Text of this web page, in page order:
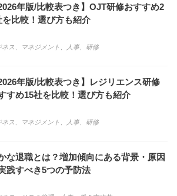
2026年版/比較表つき】OJT研修おすすめ2
を比較！選び方も紹介
ネス マネジメント 人事、 研修
2026年版/比較表つき】レジリエンス研修
すめ15社を比較！選び方も紹介
ネス マネジメント 人事、 研修
な退職とは？増加傾向にある背景・原因
践すべき5つの予防法